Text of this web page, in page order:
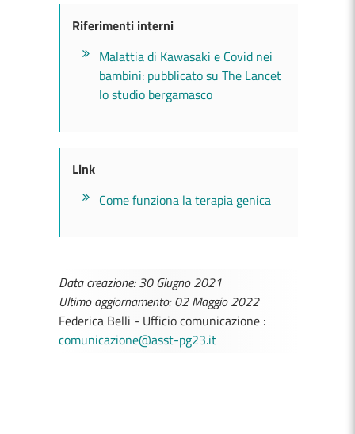
Riferimenti interni
Malattia di Kawasaki e Covid nei
bambini: pubblicato su The Lancet
lo studio bergamasco
Link
Come funziona la terapia genica
Data creazione: 30 Giugno 2021
Ultimo aggiornamento: 02 Maggio 2022
Federica Belli - Ufficio comunicazione :
comunicazione@asst-pg23.it